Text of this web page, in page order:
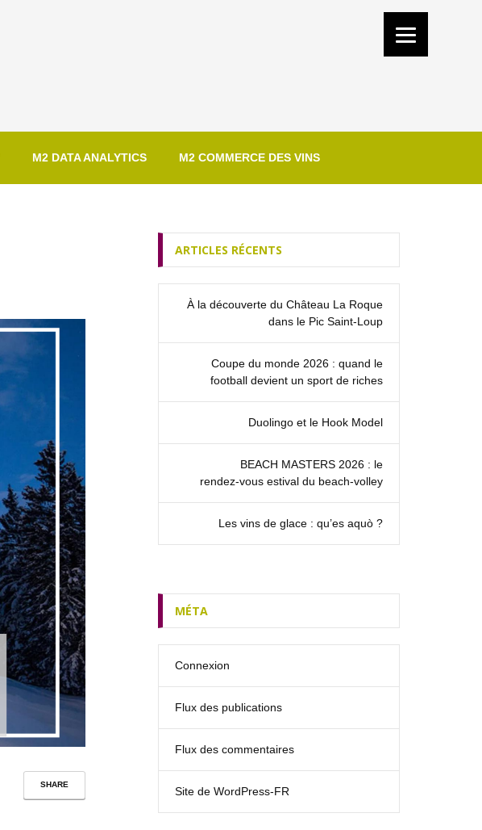
M2 DATA ANALYTICS M2 COMMERCE DES VINS
SHARE
ARTICLES RÉCENTS
À la découverte du Château La Roque
dans le Pic Saint‑Loup
Coupe du monde 2026 : quand le
football devient un sport de riches
Duolingo et le Hook Model
BEACH MASTERS 2026 : le
rendez‑vous estival du beach-volley
Les vins de glace : qu’es aquò ?
MÉTA
Connexion
Flux des publications
Flux des commentaires
Site de WordPress-FR